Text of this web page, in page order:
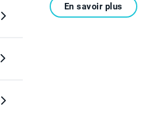
En savoir plus